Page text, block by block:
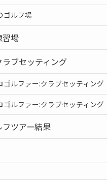
ゴルフ場
習場
ラブセッティング
ゴルファー:クラブセッティング
ゴルファー:クラブセッティング
フツアー結果